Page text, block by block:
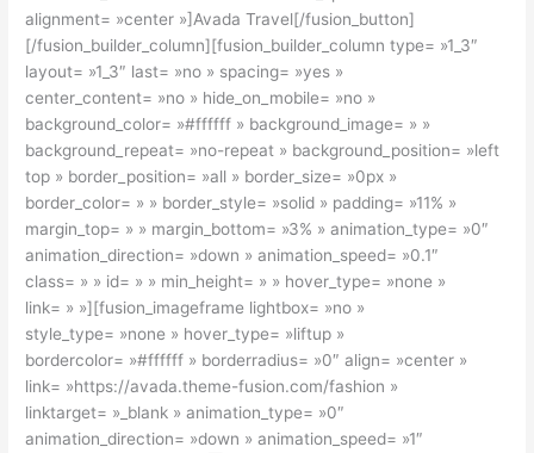
alignment= »center »]Avada Travel[/fusion_button]
[/fusion_builder_column][fusion_builder_column type= »1_3″
layout= »1_3″ last= »no » spacing= »yes »
center_content= »no » hide_on_mobile= »no »
background_color= »#ffffff » background_image= » »
background_repeat= »no-repeat » background_position= »left
top » border_position= »all » border_size= »0px »
border_color= » » border_style= »solid » padding= »11% »
margin_top= » » margin_bottom= »3% » animation_type= »0″
animation_direction= »down » animation_speed= »0.1″
class= » » id= » » min_height= » » hover_type= »none »
link= » »][fusion_imageframe lightbox= »no »
style_type= »none » hover_type= »liftup »
bordercolor= »#ffffff » borderradius= »0″ align= »center »
link= »https://avada.theme-fusion.com/fashion »
linktarget= »_blank » animation_type= »0″
animation_direction= »down » animation_speed= »1″